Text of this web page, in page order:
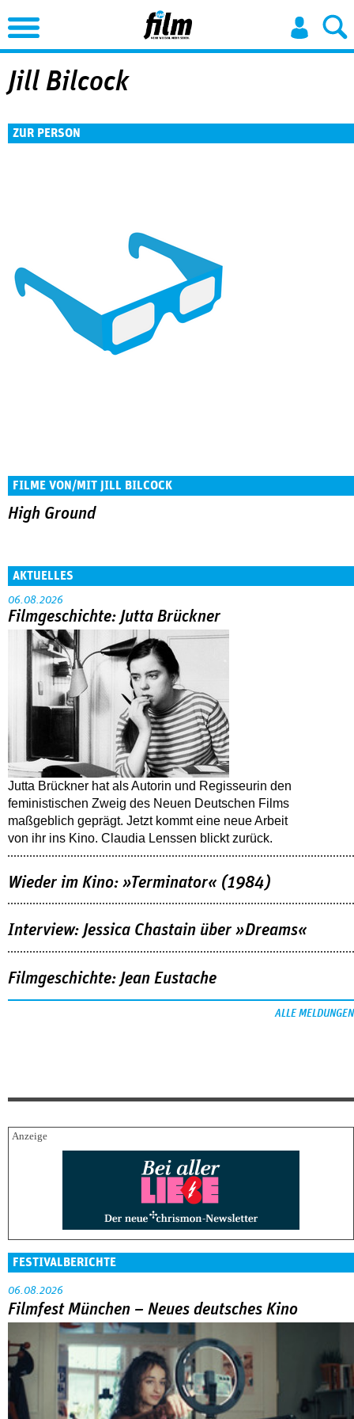
Jump to Navigation
Jill Bilcock
ZUR PERSON
FILME VON/MIT JILL BILCOCK
High Ground
AKTUELLES
06.08.2026
Filmgeschichte: Jutta Brückner
Jutta Brückner hat als Autorin und Regisseurin den
feministischen Zweig des Neuen Deutschen Films
maßgeblich geprägt. Jetzt kommt eine neue Arbeit
von ihr ins Kino. Claudia Lenssen blickt zurück.
Wieder im Kino: »Terminator« (1984)
Interview: Jessica Chastain über »Dreams«
Filmgeschichte: Jean Eustache
ALLE MELDUNGEN
FESTIVALBERICHTE
06.08.2026
Filmfest München – Neues deutsches Kino